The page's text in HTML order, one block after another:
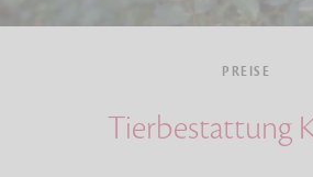
PREISE
Tierbestattung